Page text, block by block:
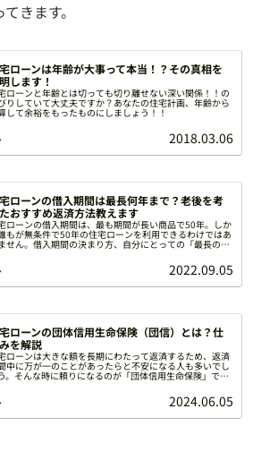
きます。
ローンは年齢が大事って本当！？その真相を
します！
ローンと年齢とは切っても切り離せない深い関係！！の
りしていて大丈夫ですか？あなたの住宅計画、年齢から
して余裕をもったものにしましょう！！
2018.03.06
ローンの借入期間は最長何年まで？老後を考
おすすめ返済方法教えます
ローンの借入期間は、最も期間が長い商品で50年。しか
もが無条件で50年の住宅ローンを利用できるわけではあ
せん。借入期間の決まり方、自分にとっての「最長の借
します。 2022.09.05
ローンの団体信用生命保険（団信）とは？仕
を解説
ローンは大きな額を長期にわたって返済するため、返済
中に万が一のことがあったらと不安になる人も多いでし
。そんな時に頼りになるのが「団体信用生命保険」で
この記事では、住宅ローンの団体信用生命保険の必要性
組みについて解説します。 2024.06.05